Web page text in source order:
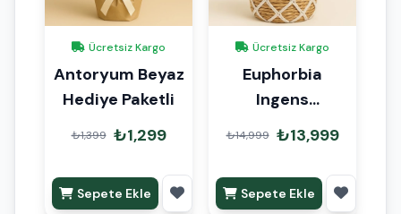
Ücretsiz Kargo
Antoryum Beyaz
Hediye Paketli
₺1,399 ₺1,299
Sepete Ekle
Ücretsiz Kargo
Euphorbia
Ingens
Variegata 90cm
₺14,999 ₺13,999
Sepete Ekle